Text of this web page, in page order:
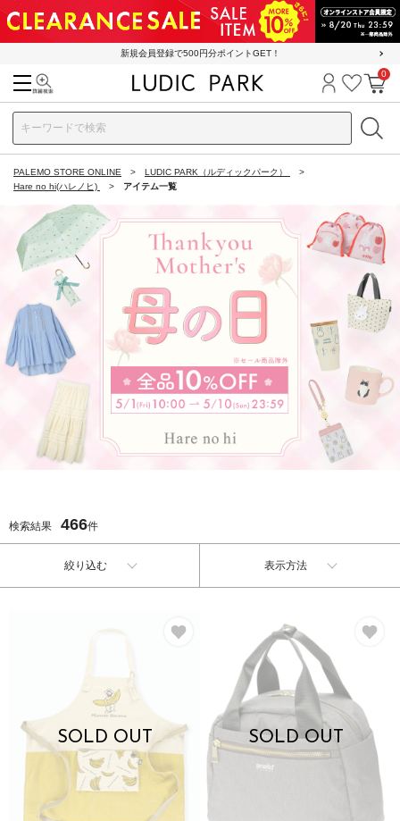
新規会員登録で500円分ポイントGET！
ログイン
お気に
カ
0
PALEMO STORE ONLINE
LUDIC PARK（ルディックパーク）
Hare no hi(ハレノヒ)
アイテム一覧
検索結果 466件
絞り込む 表示方法
SOLD OUT SOLD OUT